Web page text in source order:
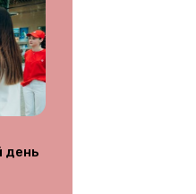
день